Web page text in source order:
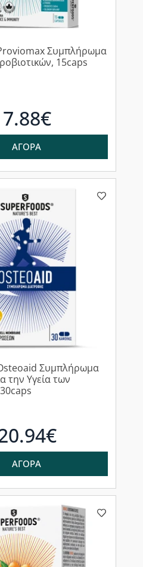
Συμπλήρωμα
15caps
7.88€
ΑΓΟΡΑ
Συμπλήρωμα
την Yγεία των
ΑΓΟΡΑ